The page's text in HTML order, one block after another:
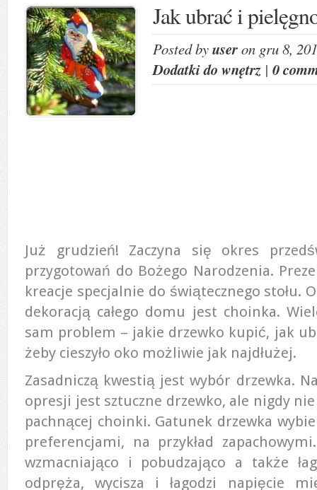
Jak ubrać i
Posted byuseron gru 8,
Dodatki do wnętrz | 0
Już grudzień! Zaczyna się okres
przygotowań do Bożego Narodzenia.
kreacje specjalnie do świątecznego stołu.
dekoracją całego domu jest choinka.
sam problem – jakie drzewko kupić, jak
żeby cieszyło oko możliwie jak najdłużej.
Zasadniczą kwestią jest wybór drzewka.
opresji jest sztuczne drzewko, ale nigdy
pachnącej choinki. Gatunek drzewka
preferencjami, na przykład
wzmacniająco i pobudzająco a także
odpręża, wycisza i łagodzi napięcie